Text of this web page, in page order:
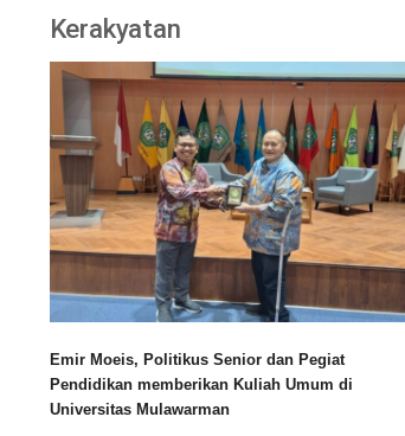
Kerakyatan
Emir Moeis, Politikus Senior dan Pegiat
Pendidikan memberikan Kuliah Umum di
Universitas Mulawarman